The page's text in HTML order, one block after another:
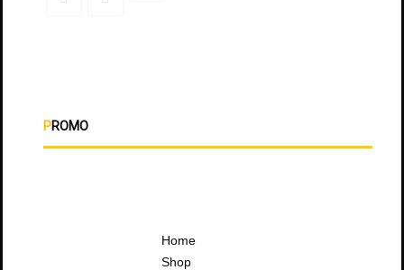
PROMO
Home
Shop